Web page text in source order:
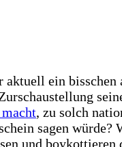
aktuell ein bisschen
, zu solch
sagen würde?
und boykottieren